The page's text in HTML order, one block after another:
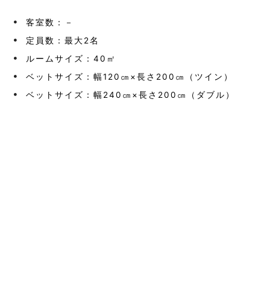
客室数：－
定員数：最大2名
ルームサイズ：40㎡
ベットサイズ：幅120㎝×長さ200㎝（ツイン）
ベットサイズ：幅240㎝×長さ200㎝（ダブル）